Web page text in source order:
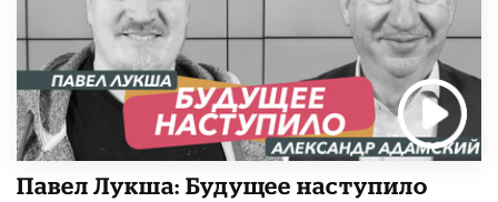
Павел Лукша: Будущее наступило